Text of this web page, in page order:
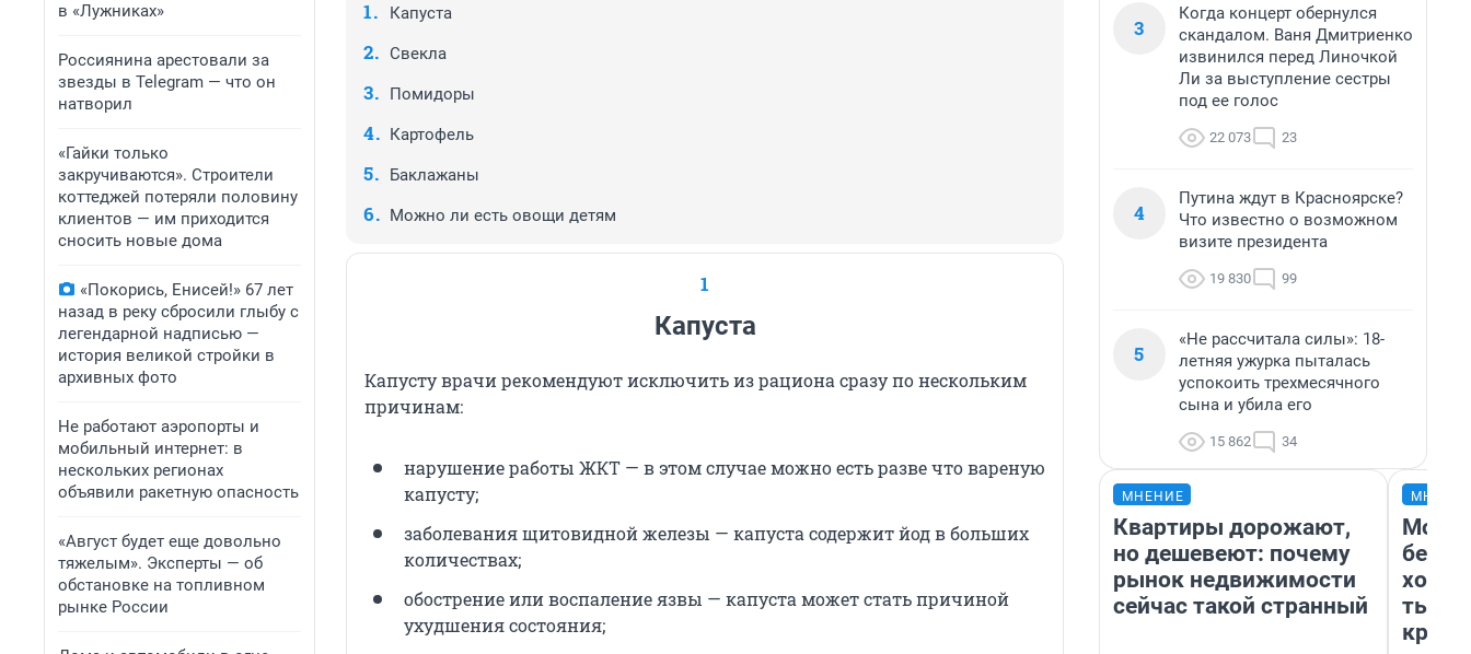
в «Лужниках»
Россиянина арестовали за
звезды в Telegram — что он
натворил
«Гайки только
закручиваются». Строители
коттеджей потеряли половину
клиентов — им приходится
сносить новые дома
«Покорись, Енисей!» 67 лет
назад в реку сбросили глыбу с
легендарной надписью —
история великой стройки в
архивных фото
Не работают аэропорты и
мобильный интернет: в
нескольких регионах
объявили ракетную опасность
«Август будет еще довольно
тяжелым». Эксперты — об
обстановке на топливном
рынке России
Капуста
Свекла
Помидоры
Картофель
Баклажаны
Можно ли есть овощи детям
1
Капуста
Капусту врачи рекомендуют исключить из рациона сразу по нескольким
причинам:
нарушение работы ЖКТ — в этом случае можно есть разве что вареную
капусту;
заболевания щитовидной железы — капуста содержит йод в больших
количествах;
обострение или воспаление язвы — капуста может стать причиной
ухудшения состояния;
3
Когда концерт обернулся
скандалом. Ваня Дмитриенко
извинился перед Линочкой
Ли за выступление сестры
под ее голос
22 073 23
4
Путина ждут в Красноярске?
Что известно о возможном
визите президента
19 830 99
5
«Не рассчитала силы»: 18-
летняя ужурка пыталась
успокоить трехмесячного
сына и убила его
15 862 34
МНЕНИЕ
Квартиры дорожают,
но дешевеют: почему
рынок недвижимости
сейчас такой странный
Мой